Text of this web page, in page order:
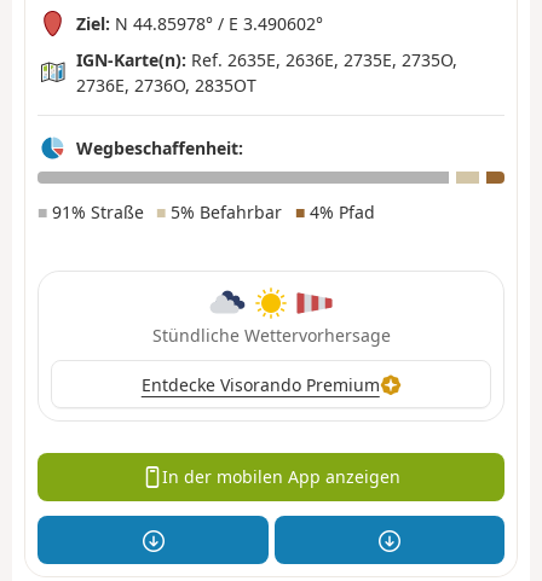
Ziel: N 44.85978° / E 3.490602°
IGN-Karte(n): Ref. 2635E, 2636E, 2735E, 2735O,
2736E, 2736O, 2835OT
Wegbeschaffenheit:
■ 91% Straße ■ 5% Befahrbar ■4% Pfad
Stündliche Wettervorhersage
Entdecke Visorando Premium
In der mobilen App anzeigen